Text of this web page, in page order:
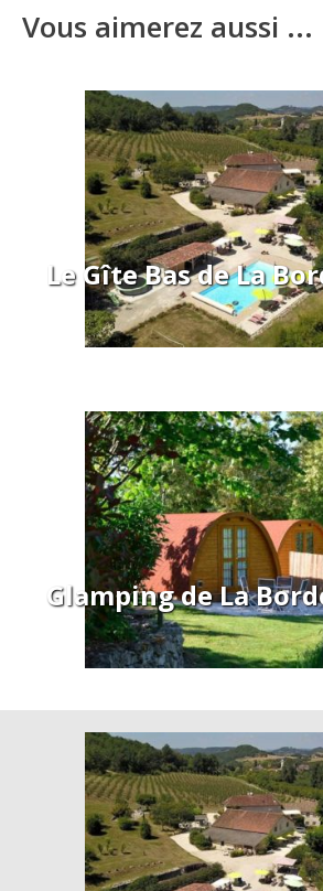
Vous aimerez aussi ...
Le Gîte Bas de La
Glamping de La